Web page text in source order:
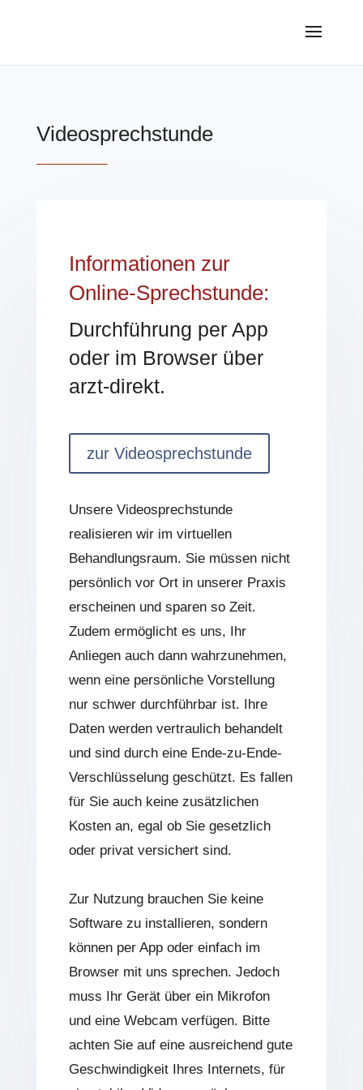
Videosprechstunde
Informationen zur
Online-Sprechstunde:
Durchführung per App
oder im Browser über
arzt-direkt.
zur Videosprechstunde
Unsere Videosprechstunde
realisieren wir im virtuellen
Behandlungsraum. Sie müssen nicht
persönlich vor Ort in unserer Praxis
erscheinen und sparen so Zeit.
Zudem ermöglicht es uns, Ihr
Anliegen auch dann wahrzunehmen,
wenn eine persönliche Vorstellung
nur schwer durchführbar ist. Ihre
Daten werden vertraulich behandelt
und sind durch eine Ende-zu-Ende-
Verschlüsselung geschützt. Es fallen
für Sie auch keine zusätzlichen
Kosten an, egal ob Sie gesetzlich
oder privat versichert sind.
Zur Nutzung brauchen Sie keine
Software zu installieren, sondern
können per App oder einfach im
Browser mit uns sprechen. Jedoch
muss Ihr Gerät über ein Mikrofon
und eine Webcam verfügen. Bitte
achten Sie auf eine ausreichend gute
Geschwindigkeit Ihres Internets, für